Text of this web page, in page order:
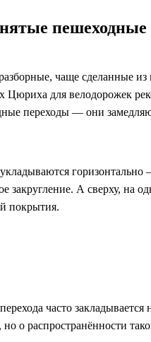
пешеходные
чаще сделанные из
Цюриха для велодорожек
переходы — они
закругление. А сверху, на
покрытия.
часто закладывается
о распространённости